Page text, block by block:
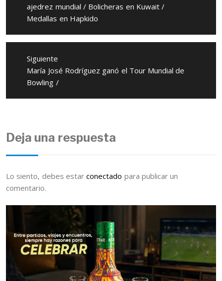
anterior:
ajedrez mundial / Bolicheras en Kuwait /
Medallas en Hapkido
Siguiente
Entrada
siguiente:
María José Rodríguez ganó el Tour Mundial de
Bowling /
Deja una respuesta
Lo siento, debes estarconectado para publicar un
comentario.